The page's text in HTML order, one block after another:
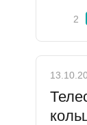
2